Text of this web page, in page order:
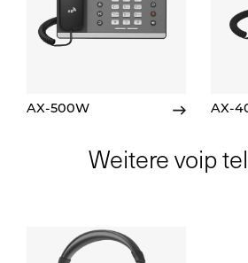
AX-500W AX-
Weitere voip